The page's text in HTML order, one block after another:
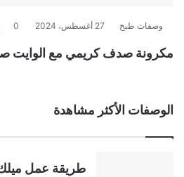
وصفات طبخ 27 أغسطس، 2024 0
مكرونة صدف كريمي مع الوايت
الوصفات الأكثر مشاهدة